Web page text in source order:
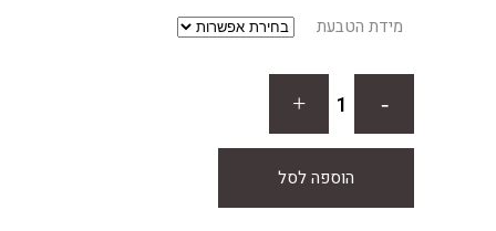
מידת הטבעת
הוספה לסל